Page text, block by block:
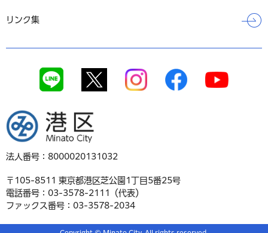
リンク集
港区
法人番号：8000020131032
〒105-8511 東京都港区芝公園1丁目5番25号
電話番号：03-3578-2111（代表）
ファックス番号：03-3578-2034